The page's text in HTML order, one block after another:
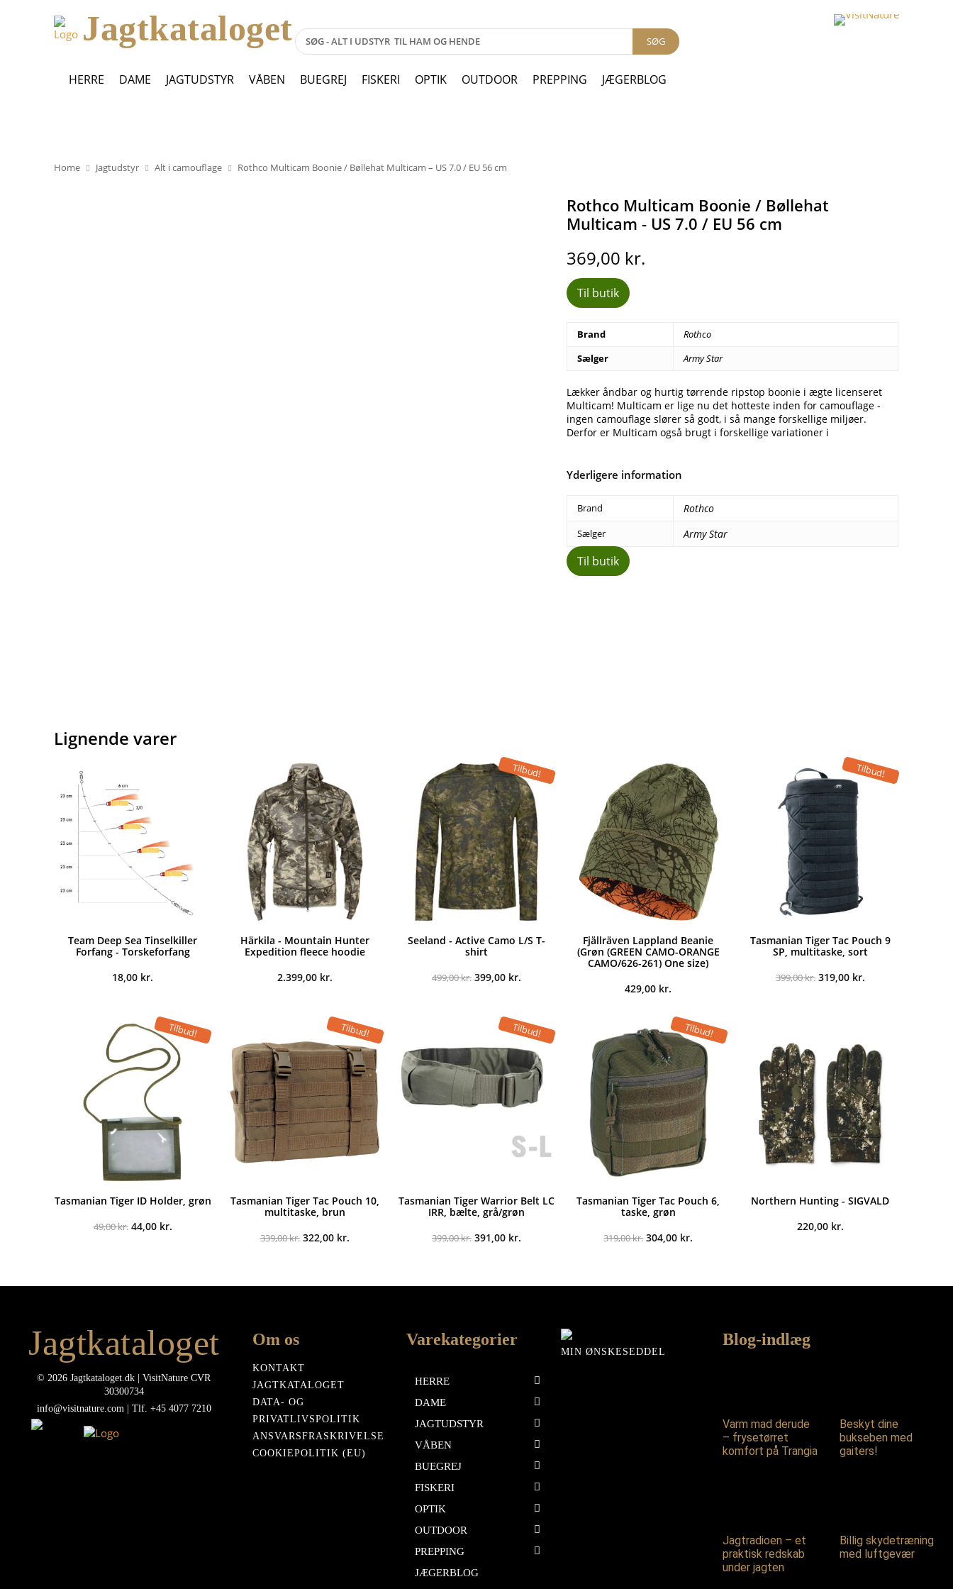
Jagtkataloget SØG
HERRE DAME JAGTUDSTYR VÅBEN BUEGREJ FISKERI OPTIK OUTDOOR PREPPING JÆGERBLOG
Home Jagtudstyr Alt i camouflage Rothco Multicam Boonie / Bøllehat Multicam – US 7.0 / EU 56 cm
Rothco Multicam Boonie / Bøllehat
Multicam - US 7.0 / EU 56 cm
369,00 kr.
Til butik
Brand
Rothco
Sælger
Army Star
Lækker åndbar og hurtig tørrende ripstop boonie i ægte licenseret
Multicam! Multicam er lige nu det hotteste inden for camouflage -
ingen camouflage slører så godt, i så mange forskellige miljøer.
Derfor er Multicam også brugt i forskellige variationer i
Yderligere information
Brand Rothco
Sælger Army Star
Til butik
Lignende varer
Team Deep Sea Tinselkiller
Forfang - Torskeforfang
18,00 kr.
Härkila - Mountain Hunter
Expedition fleece hoodie
2.399,00 kr.
Tilbud!
Seeland - Active Camo L/S T-
shirt
499,00kr. Den
499,00 kr..
399,00 kr.Den
399,00 kr..
Fjällräven Lappland Beanie
(Grøn (GREEN CAMO-ORANGE
CAMO/626-261) One size)
429,00 kr.
Tilbud!
Tasmanian Tiger Tac Pouch 9
SP, multitaske, sort
399,00kr. Den
319,00 kr.Den
Tilbud!
Tasmanian Tiger ID Holder, grøn
49,00kr. Den
44,00 kr.Den
Tilbud!
Tasmanian Tiger Tac Pouch 10,
multitaske, brun
339,00kr. Den
322,00 kr.Den
Tilbud!
Tasmanian Tiger Warrior Belt LC
IRR, bælte, grå/grøn
399,00kr. Den
391,00 kr.Den
Tilbud!
Tasmanian Tiger Tac Pouch 6,
taske, grøn
319,00kr. Den
304,00 kr.
Northern Hunting - SIGVALD
220,00 kr.
Jagtkataloget
© 2026 Jagtkataloget.dk | VisitNature CVR
30300734
info@visitnature.com | Tlf. +45 4077 7210
Om os
KONTAKT
JAGTKATALOGET
DATA- OG
PRIVATLIVSPOLITIK
ANSVARSFRASKRIVELSE
COOKIEPOLITIK (EU)
Varekategorier
HERRE
DAME
JAGTUDSTYR
VÅBEN
BUEGREJ
FISKERI
OPTIK
OUTDOOR
PREPPING
JÆGERBLOG
MIN ØNSKESEDDEL
Blog-indlæg
Varm mad derude
– frysetørret
komfort på Trangia
Beskyt dine
bukseben med
gaiters!
Jagtradioen – et
praktisk redskab
under jagten
Billig skydetræning
med luftgevær